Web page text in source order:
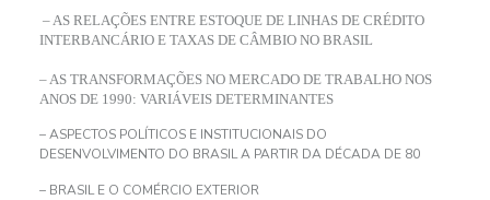
– AS RELAÇÕES ENTRE ESTOQUE DE LINHAS DE CRÉDITO
INTERBANCÁRIO E TAXAS DE CÂMBIO NO BRASIL
– AS TRANSFORMAÇÕES NO MERCADO DE TRABALHO NOS
ANOS DE 1990: VARIÁVEIS DETERMINANTES
– ASPECTOS POLÍTICOS E INSTITUCIONAIS DO
DESENVOLVIMENTO DO BRASIL A PARTIR DA DÉCADA DE 80
– BRASIL E O COMÉRCIO EXTERIOR